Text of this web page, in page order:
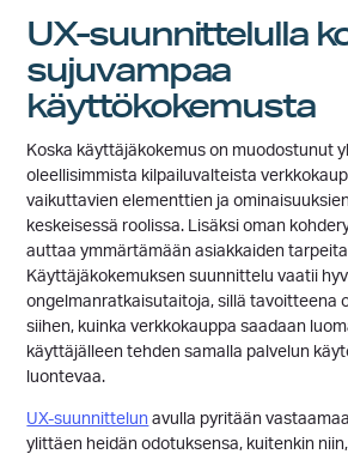
UX-suunnittelulla
sujuvampaa
käyttökokemusta
Koska käyttäjäkokemus on muodostunut
oleellisimmista kilpailuvalteista
vaikuttavien elementtien ja
keskeisessä roolissa. Lisäksi oman
auttaa ymmärtämään asiakkaiden
Käyttäjäkokemuksen suunnittelu vaatii
ongelmanratkaisutaitoja, sillä tavoitteena
siihen, kuinka verkkokauppa saadaan
käyttäjälleen tehden samalla palvelun
luontevaa.
UX-suunnittelun avulla pyritään
ylittäen heidän odotuksensa, kuitenkin